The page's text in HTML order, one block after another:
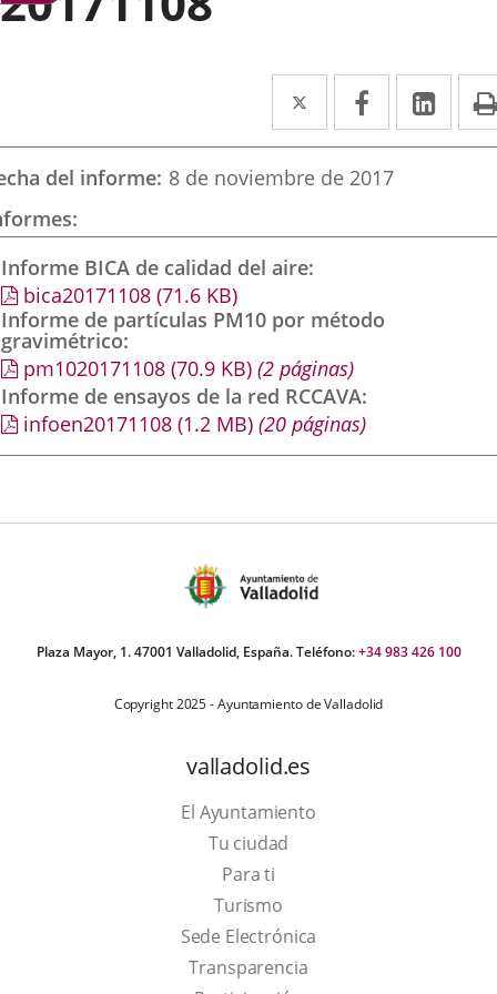
Twitter
Enlace
a
una
externa.
Facebook
Enlace
a
una
externa.
a
del informe 8 de noviembre de 2017
Informe BICA de calidad del aire
bica20171108 (71.6 KB)
Informe de partículas PM10 por método
gravimétrico
pm1020171108 (70.9 KB) (2 páginas)
Informe de ensayos de la red RCCAVA
infoen20171108 (1.2 MB) (20 páginas)
Plaza Mayor, 1. 47001 Valladolid, España. Teléfono:+34 983 426 100
Copyright 2025 - Ayuntamiento de Valladolid
valladolid.es
El Ayuntamiento
Tu ciudad
Para ti
TurismoThis
link
will
Sede Electrónica
Transparencia